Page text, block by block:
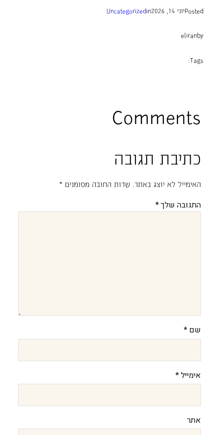
Postedיוני 14, 2026 in
Uncategorized
by
eliran
Tags:
Comments
כתיבת תגובה
האימייל לא יוצג באתר. שדות החובה מסומנים *
התגובה שלך*
שם *
אימייל*
אתר